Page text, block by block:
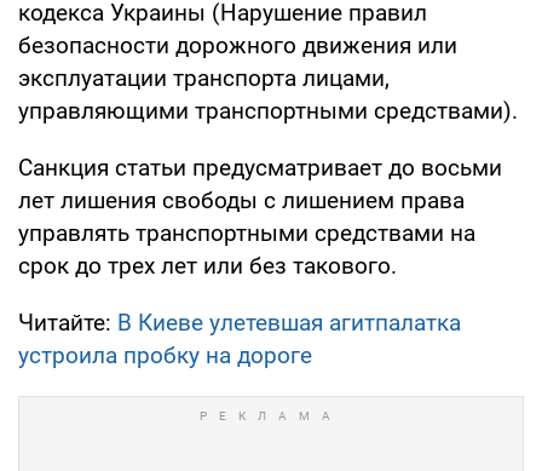
кодекса Украины (Нарушение правил
безопасности дорожного движения или
эксплуатации транспорта лицами,
управляющими транспортными средствами).
Санкция статьи предусматривает до восьми
лет лишения свободы с лишением права
управлять транспортными средствами на
срок до трех лет или без такового.
Читайте: В Киеве улетевшая агитпалатка
устроила пробку на дороге